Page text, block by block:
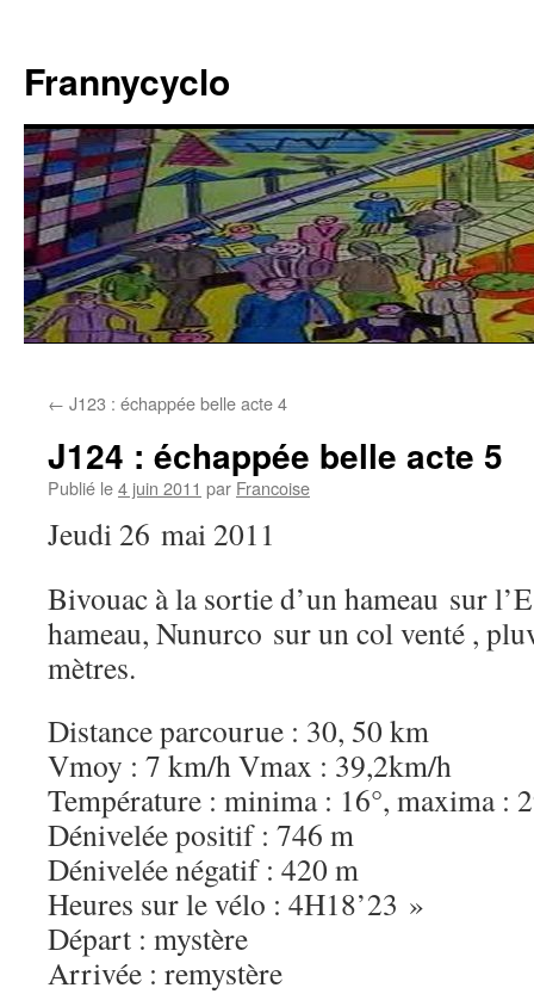
contenu
Frannycyclo
← J123 : échappée belle acte 4
J124 : échappée belle acte 5
Publié le4 juin 2011 par Francoise
Jeudi 26 mai 2011
Bivouac à la sortie d’un hameau sur
hameau, Nunurco sur un col venté ,
mètres.
Distance parcourue : 30, 50 km
Vmoy : 7 km/h Vmax : 39,2km/h
Température : minima : 16°, maxima :
Dénivelée positif : 746 m
Dénivelée négatif : 420 m
Heures sur le vélo : 4H18’23 »
Départ : mystère
Arrivée : remystère